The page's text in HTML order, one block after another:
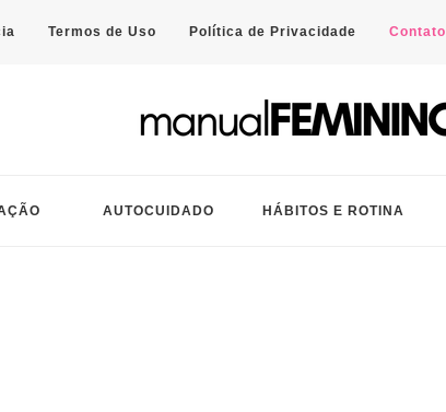
Termos de Uso Política de Privacidade Contato
AUTOCUIDADO HÁBITOS E ROTINA